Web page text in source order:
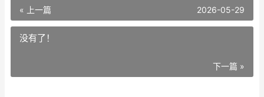
« 上一篇 2026-05-29
没有了！
下一篇 »